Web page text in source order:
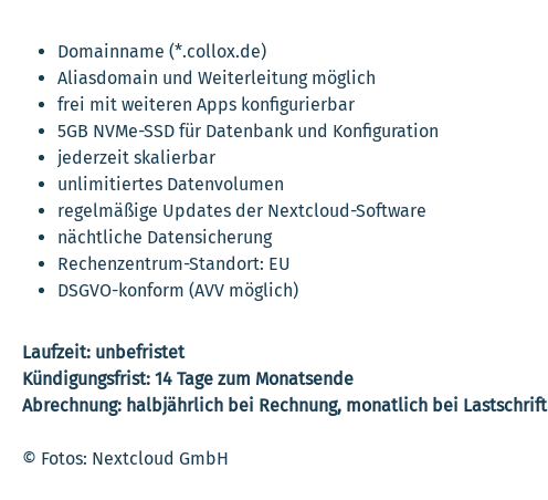
Domainname (*.collox.de)
Aliasdomain und Weiterleitung möglich
frei mit weiteren Apps konfigurierbar
5GB NVMe-SSD für Datenbank und Konfiguration
jederzeit skalierbar
unlimitiertes Datenvolumen
regelmäßige Updates der Nextcloud-Software
nächtliche Datensicherung
Rechenzentrum-Standort: EU
DSGVO-konform (AVV möglich)
Laufzeit: unbefristet
Kündigungsfrist: 14 Tage zum Monatsende
Abrechnung: halbjährlich bei Rechnung, monatlich bei Lastschrift
© Fotos: Nextcloud GmbH